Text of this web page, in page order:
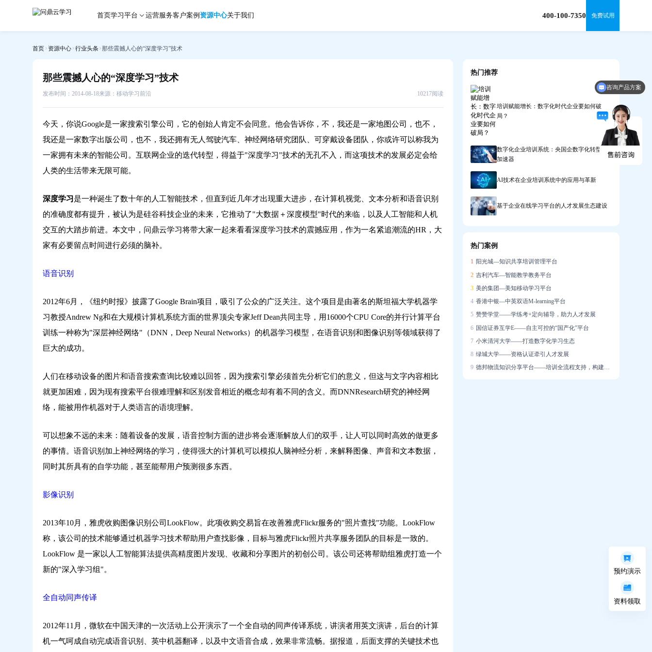
首页学习平台 运营服务客户案例 资源中心关于我们 400-100-7350 免费试用
首页 资源中心 行业头条 那些震撼人心的“深度学习”技术
那些震撼人心的“深度学习”技术
发布时间：2014-08-18来源：移动学习前沿 10217阅读
今天，你说Google是一家搜索引擎公司，它的创始人肯定不会同意。他会告诉你，不，我还是一家地图公司，也不，
我还是一家数字出版公司，也不，我还拥有无人驾驶汽车、神经网络研究团队、可穿戴设备团队，你或许可以称我为
一家拥有未来的智能公司。互联网企业的迭代转型，得益于"深度学习"技术的无孔不入，而这项技术的发展必定会给
人类的生活带来无限可能。
深度学习 是一种诞生了数十年的人工智能技术，但直到近几年才出现重大进步，在计算机视觉、文本分析和语音识别
的准确度都有提升，被认为是硅谷科技企业的未来，它推动了"大数据＋深度模型"时代的来临，以及人工智能和人机
交互的大踏步前进。本文中，问鼎云学习将带大家一起来看看深度学习技术的震撼应用，作为一名紧追潮流的HR，大
家有必要留点时间进行必须的脑补。
语音识别
2012年6月，《纽约时报》披露了Google Brain项目，吸引了公众的广泛关注。这个项目是由著名的斯坦福大学机器学
习教授Andrew Ng和在大规模计算机系统方面的世界顶尖专家Jeff Dean共同主导，用16000个CPU Core的并行计算平台
训练一种称为"深层神经网络"（DNN，Deep Neural Networks）的机器学习模型，在语音识别和图像识别等领域获得了
巨大的成功。
人们在移动设备的图片和语音搜索查询比较难以回答，因为搜索引擎必须首先分析它们的意义，但这与文字内容相比
就更加困难，因为现有搜索平台很难理解和区别发音相近的概念却有着不同的含义。而DNNResearch研究的神经网
络，能被用作机器对于人类语言的语境理解。
可以想象不远的未来：随着设备的发展，语音控制方面的进步将会逐渐解放人们的双手，让人可以同时高效的做更多
的事情。语音识别加上神经网络的学习，使得强大的计算机可以模拟人脑神经分析，来解释图像、声音和文本数据，
同时其所具有的自学功能，甚至能帮用户预测很多东西。
影像识别
2013年10月，雅虎收购图像识别公司LookFlow。此项收购交易旨在改善雅虎Flickr服务的"照片查找"功能。LookFlow
称，该公司的技术能够通过机器学习技术帮助用户查找影像，目标与雅虎Flickr照片共享服务团队的目标是一致的。
LookFlow 是一家以人工智能算法提供高精度图片发现、收藏和分享图片的初创公司。该公司还将帮助组雅虎打造一个
新的"深入学习组"。
全自动同声传译
2012年11月，微软在中国天津的一次活动上公开演示了一个全自动的同声传译系统，讲演者用英文演讲，后台的计算
机一气呵成自动完成语音识别、英中机器翻译，以及中文语音合成，效果非常流畅。据报道，后面支撑的关键技术也
热门推荐
培训赋能增长：数字化时代企业要如何破
局？
数字化企业培训系统：央国企数字化转型的
加速器
AI技术在企业培训系统中的应用与革新
基于企业在线学习平台的人才发展生态建设
热门案例
1 阳光城—知识共享培训管理平台
2 吉利汽车—智能教学教务平台
3 美的集团—美知移动学习平台
4 香港中银—中英双语M-learning平台
5 赞赞学堂——学练考+定向辅导，助力人才发展
6 国信证券互学E——自主可控的“国产化”平台
7 小米清河大学——打造数字化学习生态
8 绿城大学——资格认证牵引人才发展
9 德邦物流知识分享平台——培训全流程支持，构建学习社区
预约演示
资料领取
咨询产品方案